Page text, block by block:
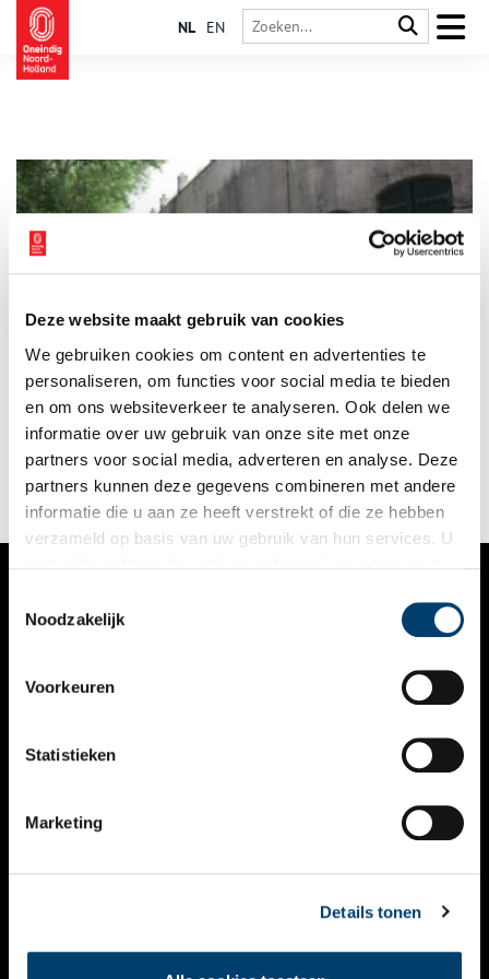
Deze website maakt gebruik van cookies
We gebruiken cookies om content en advertenties te
personaliseren, om functies voor social media te bieden
en om ons websiteverkeer te analyseren. Ook delen we
informatie over uw gebruik van onze site met onze
partners voor social media, adverteren en analyse. Deze
partners kunnen deze gegevens combineren met andere
informatie die u aan ze heeft verstrekt of die ze hebben
verzameld op basis van uw gebruik van hun services. U
Noodzakelijk
Voorkeuren
Statistieken
Marketing
Details tonen
NL EN
Fort bij Edam ligt in het meest noordoostelijke punt van de
Stelling van Amsterdam en maakt onderdeel uit van het
Noordfront. Het fort is één van de laatst gebouwde
stellingforten, maar ook één van de best bewaarde.
VERHALEN
KALENDER
THEMA’S
VIDEO’S
CONTACT